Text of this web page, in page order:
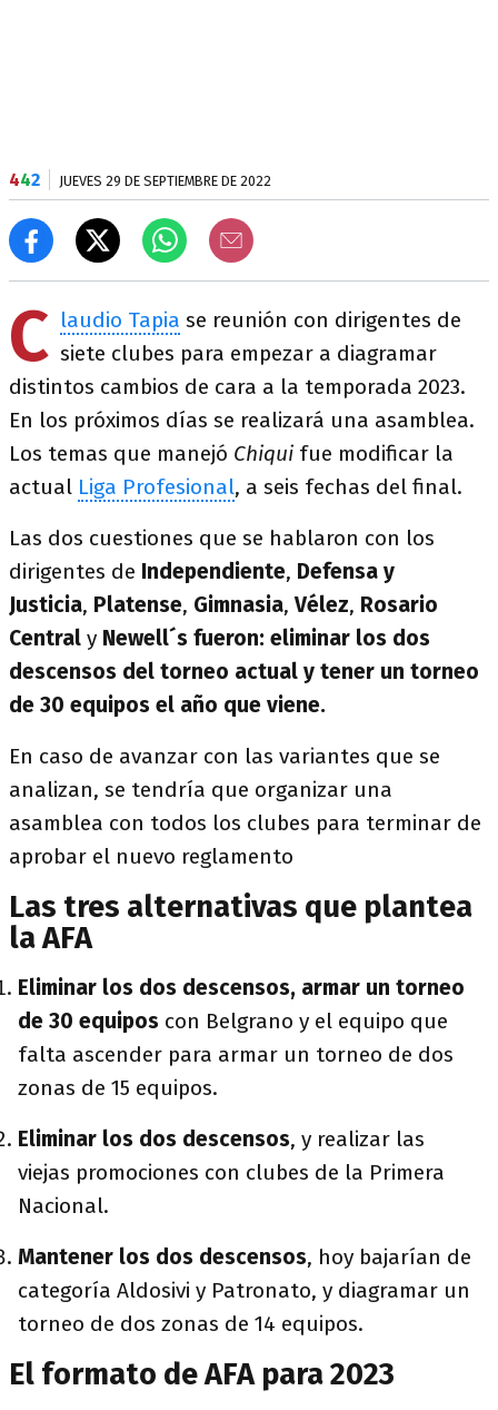
442 JUEVES 29 DE SEPTIEMBRE DE 2022
C laudio Tapia se reunión con dirigentes de
siete clubes para empezar a diagramar
distintos cambios de cara a la temporada 2023.
En los próximos días se realizará una asamblea.
Los temas que manejó Chiqui fue modificar la
actual Liga Profesional, a seis fechas del final.
Las dos cuestiones que se hablaron con los
dirigentes de Independiente, Defensa y
Justicia, Platense, Gimnasia,Vélez, Rosario
Central y Newell´s fueron: eliminar los dos
descensos del torneo actual y tener un torneo
de 30 equipos el año que viene.
En caso de avanzar con las variantes que se
analizan, se tendría que organizar una
asamblea con todos los clubes para terminar de
aprobar el nuevo reglamento
Las tres alternativas que plantea
la AFA
Eliminar los dos descensos, armar un torneo
de 30 equipos con Belgrano y el equipo que
falta ascender para armar un torneo de dos
zonas de 15 equipos.
Eliminar los dos descensos, y realizar las
viejas promociones con clubes de la Primera
Nacional.
Mantener los dos descensos, hoy bajarían de
categoría Aldosivi y Patronato, y diagramar un
torneo de dos zonas de 14 equipos.
El formato de AFA para 2023